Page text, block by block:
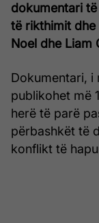
dokumentari
të rikthimit dhe
Noel dhe Liam
Dokumentari, i
publikohet më
herë të parë
përbashkët të
konflikt të